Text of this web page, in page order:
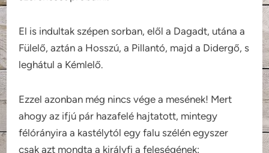
El is indultak szépen sorban, elől a Dagadt, utána a
Fülelő, aztán a Hosszú, a Pillantó, majd a Didergő, s
leghátul a Kémlelő.
Ezzel azonban még nincs vége a mesének! Mert
ahogy az ifjú pár hazafelé hajtatott, mintegy
félórányira a kastélytól egy falu szélén egyszer
csak azt mondta a királyfi a feleségének: